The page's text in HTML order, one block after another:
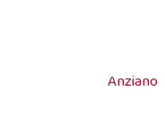
Anziano